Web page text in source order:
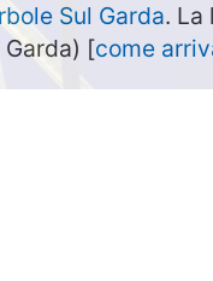
Sul Garda. La
Garda) [come